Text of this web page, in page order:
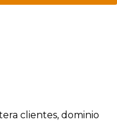
clientes, dominio